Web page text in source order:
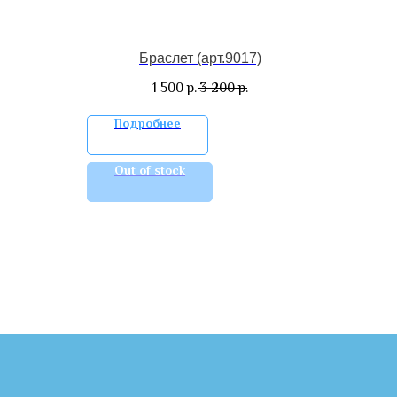
Браслет (арт.9017)
1 500 р.3 200 р.
Подробнее
Out of stock